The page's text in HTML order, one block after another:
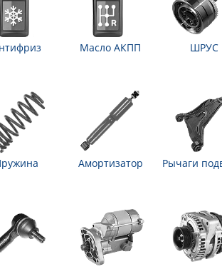
Масло АКПП ШРУС
Амортизатор Рычаги